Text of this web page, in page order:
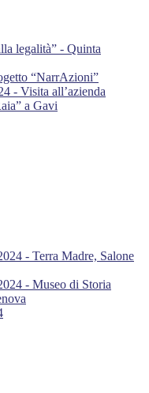
legalità” - Quinta
“NarrAzioni”
- Visita all’azienda
a Gavi
- Terra Madre, Salone
- Museo di Storia